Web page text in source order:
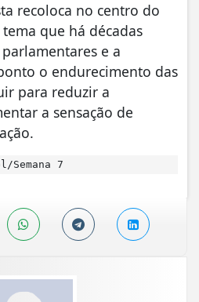
recoloca no centro do
que há décadas
e a
o endurecimento das
para reduzir a
a sensação de
Semana 7